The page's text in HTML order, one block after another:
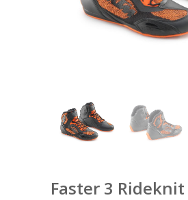
Faster 3 Rideknit